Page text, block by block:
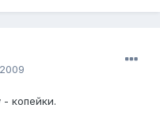
- копейки.